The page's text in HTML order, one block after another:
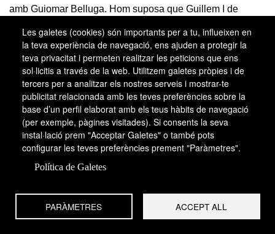
amb Guiomar Belluga. Hom suposa que Guillem I de
senyoria de Nules, és el pare delGalceran de Montcada
(mort en 1275/76), senyor d’Eslida, que tingué per fill
Guillem Ramon de Montcada(mort en 1295/1301), el
qual deixà la baronia de Nules al seu fillRamon de
Montcada i Peris(mort en 1322/26); aquest comprà Cirat
(1322) a Gonçal Ximenes d’Arenós i, casat amb Elisenda
de Sarrià, fou pare deBlanca de Montcada i de Sarrià
muller de Gilabert de Centelles i de Bellpuig (a qui el 1314
el sogre vengué Nules), i de
Sibil·la de Montcada i
d’Arborea(morta després del 1258), muller (vers el 1338)
Les galetes (cookies) són importants per a tu, influeixen en
la teva experiència de navegació, ens ajuden a protegir la
teva privacitat i permeten realitzar les peticions que ens
sol·licitis a través de la web. Utilitzem galetes pròpies i de
tercers per a analitzar els nostres serveis i mostrar-te
publicitat relacionada amb les teves preferències sobre la
base d’un perfil elaborat amb els teus hàbits de navegació
(per exemple, pàgines visitades). Si consents la seva
instal·lació prem "Acceptar Galetes" o també pots
configurar les teves preferències prement "Paràmetres".
Política de Galetes
PARÀMETRES ACCEPT ALL